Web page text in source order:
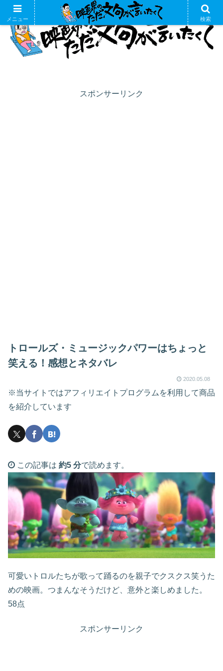
スポンサーリンク
トロールズ・ミュージックパワーはちょっと
笑える！感想とネタバレ
2020.05.08
※当サイトではアフィリエイトプログラムを利用して商品
を紹介しています
この記事は 約5 分で読めます。
可愛いトロルたちが歌って踊るのを親子でクスクス笑うた
めの映画。つまんなそうだけど、意外と楽しめました。
58点
スポンサーリンク
メニュー 検索